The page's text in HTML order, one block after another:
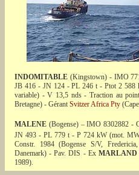
INDOMITABLE (Kingstown) - IMO
JB 416 - JN 124 - PL 246 t - Ptot 2 588
variable) - V 13,5 nds - Traction au
Bretagne) - Gérant Svitzer Africa Pty
MALENE (Bogense) – IMO 8302882 -
JN 493 - PL 779 t - P 724 kW (mot.
Constr. 1984 (Bogense S/V,
Danemark) - Pav. DIS - Ex MARLAND
1989).